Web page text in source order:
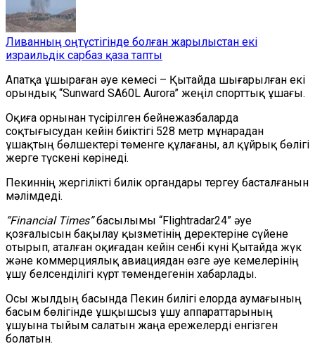
Ливанның оңтүстігінде болған жарылыстан екі
израильдік сарбаз қаза тапты
Апатқа ұшыраған әуе кемесі – Қытайда шығарылған екі
орындық “Sunward SA60L Aurora” жеңіл спорттық ұшағы.
Оқиға орнынан түсірілген бейнежазбаларда
соқтығысудан кейін биіктігі 528 метр мұнарадан
ұшақтың бөлшектері төменге құлағаны, ал құйрық бөлігі
жерге түскені көрінеді.
Пекиннің жергілікті билік органдары тергеу басталғанын
мәлімдеді.
“Financial Times”басылымы “Flightradar24” әуе
қозғалысын бақылау қызметінің деректеріне сүйене
отырып, аталған оқиғадан кейін сенбі күні Қытайда жүк
және коммерциялық авиациядан өзге әуе кемелерінің
ұшу белсенділігі күрт төмендегенін хабарлады.
Осы жылдың басында Пекин билігі елорда аумағының
басым бөлігінде ұшқышсыз ұшу аппараттарының
ұшуына тыйым салатын жаңа ережелерді енгізген
болатын.